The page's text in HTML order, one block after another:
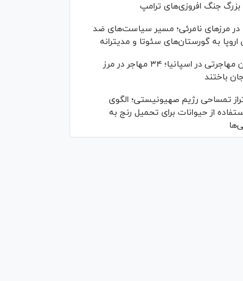
بزرگ جنگ افروزی‌های ترامپ
در مرز‌های نامرئی؛ مسیر سیاست‌های ضد
اروپا به گورستان‌های سئوتا و مدیترانه
بحران مهاجرتی در اسپانیا؛ ۳۴ مهاجر در مرز
باختند
تمساحی رژیم صهیونیستی؛ الگوی
از حیوانات برای تحمیل رنج به